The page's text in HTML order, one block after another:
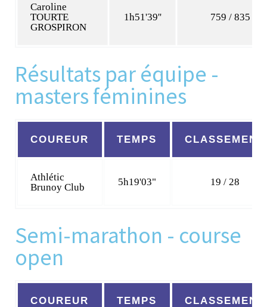
Caroline
TOURTE
GROSPIRON
1h51'39'' 759 / 835
Résultats par équipe -
masters féminines
COUREUR TEMPS CLASSEMENT
Athlétic
Brunoy Club
5h19'03" 19 / 28
Semi-marathon - course
open
COUREUR TEMPS CLASSEMENT